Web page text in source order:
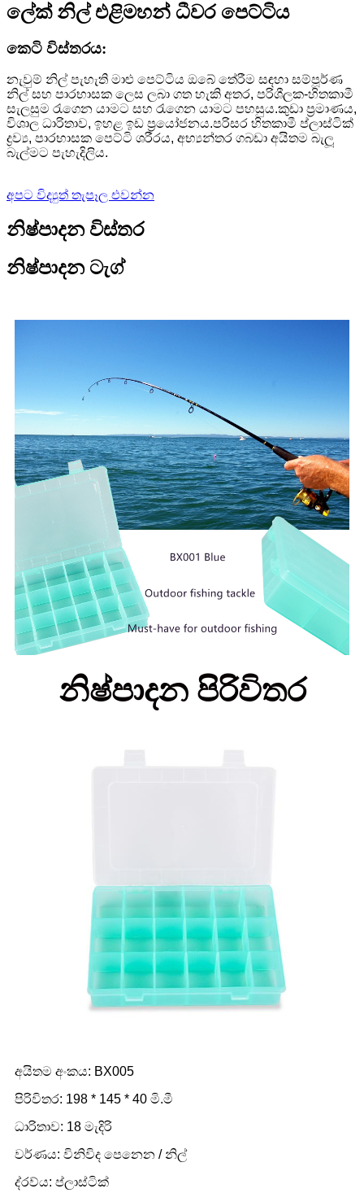
ලේක් නිල් එළිමහන් ධීවර පෙට්ටිය
කෙටි විස්තරය:
නැවුම් නිල් පැහැති මාළු පෙට්ටිය ඔබේ තේරීම සඳහා සම්පූර්ණ
නිල් සහ පාරභාසක ලෙස ලබා ගත හැකි අතර, පරිශීලක-හිතකාමී
සැලසුම රැගෙන යාමට සහ රැගෙන යාමට පහසුය.කුඩා ප්‍රමාණය,
විශාල ධාරිතාව, ඉහළ ඉඩ ප්‍රයෝජනය.පරිසර හිතකාමී ප්ලාස්ටික්
ද්‍රව්‍ය, පාරභාසක පෙට්ටි ශරීරය, අභ්‍යන්තර ගබඩා අයිතම බැලූ
බැල්මට පැහැදිලිය.
අපට විද්‍යුත් තැපෑල එවන්න
නිෂ්පාදන විස්තර
නිෂ්පාදන ටැග්
නිෂ්පාදන පිරිවිතර
අයිතම අංකය: BX005
පිරිවිතර: 198 * 145 * 40 මි.මී
ධාරිතාව: 18 මැදිරි
වර්ණය: විනිවිද පෙනෙන / නිල්
ද්රව්ය: ප්ලාස්ටික්